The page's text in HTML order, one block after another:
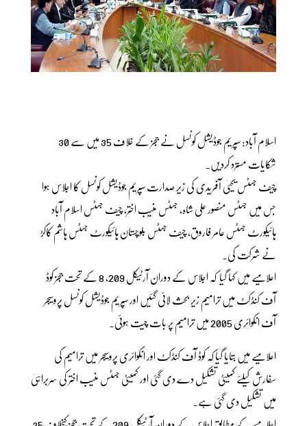
اسلام آباد: سپریم جوڈیشل کونسل نے ججز کے خلاف 35 میں سے 30
شکایات مسترد کردیں۔
چیف جسٹس یحییٰ آفریدی کی زیر صدارت سپریم جوڈیشل کونسل کا اجلاس ہوا
جس میں جسٹس منصور علی شاہ، جسٹس منیب اختر، چیف جسٹس اسلام آباد
ہائیکورٹ جسٹس عامر فاروق، چیف جسٹس بلوچستان ہائیکورٹ جسٹس ہاشم کاکڑ
نے شرکت کی۔
اعلامیے میں کہا گیا کہ اجلاس کے دوران آرٹیکل 209، 8 کے تحت ججز کوڈ
آف کنڈکٹ میں ترامیم زیر بحث لائی گئیں اور سپریم جوڈیشل کونسل پروسیجر
آف انکوائری 2005 میں ترامیم پر بات چیت ہوئی۔
اعلامیے میں بتایا گیا کہ کوڈ آف کنڈکٹ اور انکوائری پروسیجر میں ترامیم کی
سفارش کیلئے کمیٹی تشکیل دے دی گئی اور کمیٹی جسٹس منیب اختر کی سربراہی
میں تشکیل دی گئی ہے۔